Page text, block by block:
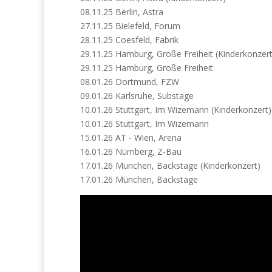
08.11.25 Berlin, Astra
27.11.25 Bielefeld, Forum
28.11.25 Coesfeld, Fabrik
29.11.25 Hamburg, Große Freiheit
29.11.25 Hamburg, Große Freiheit
08.01.26 Dortmund, FZW
09.01.26 Karlsruhe, Substage
10.01.26 Stuttgart, Im Wizemann (Kinderkonzert)
10.01.26 Stuttgart, Im Wizemann
15.01.26 AT - Wien, Arena
16.01.26 Nürnberg, Z-Bau
17.01.26 München, Backstage (Kinderkonzert)
17.01.26 München, Backstage